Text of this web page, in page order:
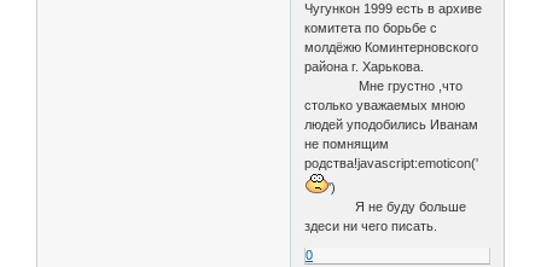
Чугункон 1999 есть в архиве
комитета по борьбе с
молдёжю Коминтерновского
района г. Харькова.
Мне грустно ,что
столько уважаемых мною
людей уподобились Иванам
не помнящим
родства!javascript:emoticon('
')
Я не буду больше
здеси ни чего писать.
0